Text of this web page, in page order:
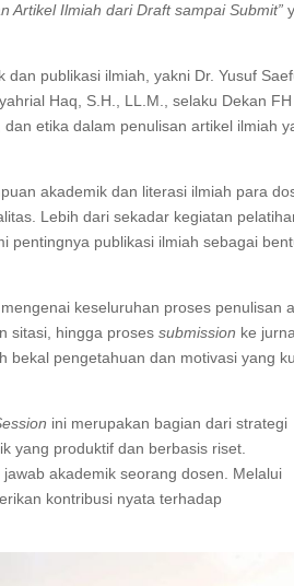
Artikel Ilmiah dari Draft sampai Submit”
publikasi ilmiah, yakni Dr. Yusuf
Haq, S.H., LL.M., selaku Dekan FH
etika dalam penulisan artikel ilmiah
akademik dan literasi ilmiah para
Lebih dari sekadar kegiatan
pentingnya publikasi ilmiah sebagai
keseluruhan proses penulisan
sitasi, hingga prosessubmission ke
bekal pengetahuan dan motivasi yang
ini merupakan bagian dari strategi
yang produktif dan berbasis riset.
akademik seorang dosen. Melalui
kontribusi nyata terhadap